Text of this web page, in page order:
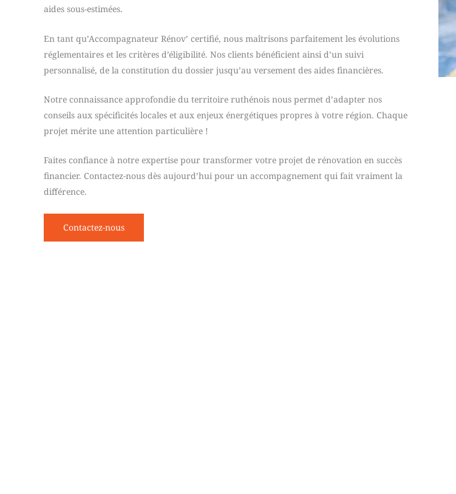
aides sous-estimées.
En tant qu’Accompagnateur Rénov’ certifié, nous maîtrisons parfaitement les évolutions
réglementaires et les critères d’éligibilité. Nos clients bénéficient ainsi d’un suivi
personnalisé, de la constitution du dossier jusqu’au versement des aides financières.
Notre connaissance approfondie du territoire ruthénois nous permet d’adapter nos
conseils aux spécificités locales et aux enjeux énergétiques propres à votre région. Chaque
projet mérite une attention particulière !
Faites confiance à notre expertise pour transformer votre projet de rénovation en succès
financier. Contactez-nous dès aujourd’hui pour un accompagnement qui fait vraiment la
différence.
Contactez-nous